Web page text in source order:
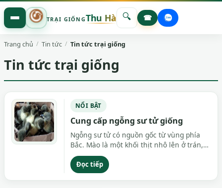
TRẠI GIỐNGThu Hà 🔍 ☎
Trang chủ Tin tức Tin tức trại giống
Tin tức trại giống
NỔI BẬT
Cung cấp ngỗng sư tử giống
Ngỗng sư tử có nguồn gốc từ vùng phía
Bắc. Mào là một khối thịt nhô lên ở trán,
màu nâu đen giống như bờm sư tử. Mào
con mái nhỏ hơn mào con trống. Cổ dài và
to. Phần trên cổ có một vệt lông đen từ
Đọc tiếp